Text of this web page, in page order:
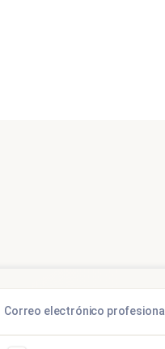
Correo electrónico profesional